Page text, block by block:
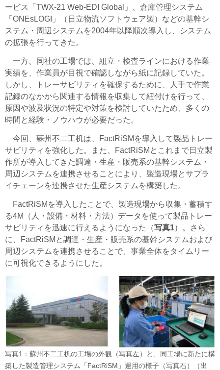
ービス「TWX-21 Web-EDI Global」、倉庫管理システム
「ONEsLOGI」（日立物流ソフトウェア製）などの基幹シ
ステム・周辺システムを2004年以降順次導入し、システム
の拡張を行ってきた。
一方、同社の工場では、組立・検査ラインにおける作業
実績を、作業員が目視で確認しながら紙に記録していた。
しかし、トレーサビリティを確保するために、人手で作業
記録のなかから関連する情報を収集して紐付けを行って、
原因や波及状況の特定や対策を検討していたため、多くの
時間と経験・ノウハウが必要だった。
今回、蘇州不二工机は、FactRiSMを導入して製品トレー
サビリティを強化した。また、FactRiSMとこれまで日立製
作所が導入してきた調達・生産・販売系の基幹システム・
周辺システムを連携させることにより、製造現場とサプラ
イチェーンを連携させた生産システムを構築した。
FactRiSMを導入したことで、製造現場から収集・蓄積す
る4M（人・設備・材料・方法）データを使って製品トレー
サビリティを迅速に行えるようになった（写真1）。さら
に、FactRiSMと調達・生産・販売系の基幹システムおよび
周辺システムを連携させることで、事業全体をタイムリー
に可視化できるようにした。
写真1：蘇州不二工机の工場の外観（写真左）と、同工場に新たに構
築した製造管理システム「FactRiSM」運用の様子（写真右）（出